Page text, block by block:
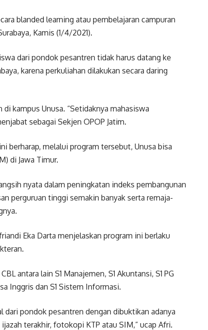
blanded learning atau pembelajaran campuran
Kamis (1/4/2021).
dari pondok pesantren tidak harus datang ke
karena perkuliahan dilakukan secara daring
kampus Unusa. “Setidaknya mahasiswa
sebagai Sekjen OPOP Jatim.
berharap, melalui program tersebut, Unusa bisa
di Jawa Timur.
nyata dalam peningkatan indeks pembangunan
perguruan tinggi semakin banyak serta remaja-
Eka Darta menjelaskan program ini berlaku
antara lain S1 Manajemen, S1 Akuntansi, S1 PG
Inggris dan S1 Sistem Informasi.
dari pondok pesantren dengan dibuktikan adanya
terakhir, fotokopi KTP atau SIM,” ucap Afri.